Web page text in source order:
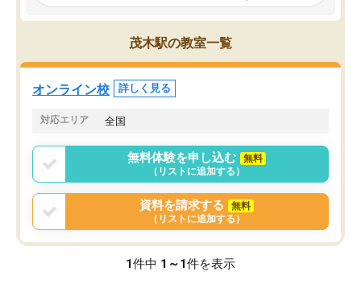
見てから講師を決定する事ができま
す。
うちの子は、初回面談の講師の方で決
オンラインツールを使用した単語帳の
共有があり宿題もそちらで出される形
でした。
言う事で講師変更の申し出があり、あ
まりに短期での変更だった為、塾に通
う事にして退会しました。遅れも取り
戻せ、授業内容や講師の方は良かった
と思います。
くか相談したのですが、
ち期待したものではなく
くなってきたようなので
茂木駅の教室一覧
オンライン校 詳しく見る
対応エリア 全国
無料体験を申し込む
無料
（リストに追加する）
資料を請求する
無料
（リストに追加する）
1件中 1～1件を表示